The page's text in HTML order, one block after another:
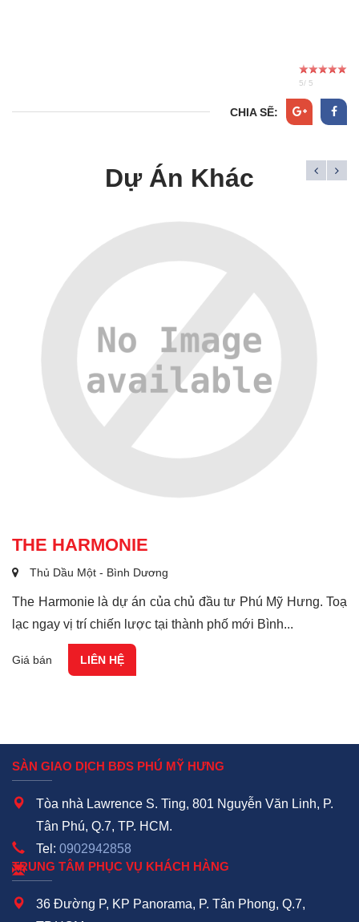
5/ 5
CHIA SẼ:
Dự Án Khác
THE HARMONIE
Thủ Dầu Một - Bình Dương
The Harmonie là dự án của chủ đầu tư Phú Mỹ Hưng. Toạ
lạc ngay vị trí chiến lược tại thành phố mới Bình...
Giá bán LIÊN HỆ
SÀN GIAO DỊCH BĐS PHÚ MỸ HƯNG
Tòa nhà Lawrence S. Ting, 801 Nguyễn Văn Linh, P.
Tân Phú, Q.7, TP. HCM.
Tel: 0902942858
TRUNG TÂM PHỤC VỤ KHÁCH HÀNG
36 Đường P, KP Panorama, P. Tân Phong, Q.7,